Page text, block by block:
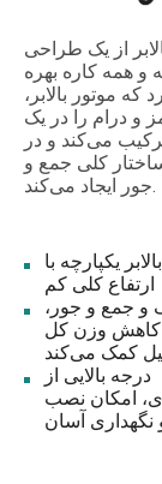
از یک طراحی
و همه کاره بهره
که موتور بالابر،
و درام را در یک
ترکیب می‌کند و در
کلی جمع و
جور ایجاد می‌کند.
یکپارچه با
ارتفاع کلی کم
جمع و جور،
کاهش وزن کل
کمک می‌کند
درجه بالایی از
امکان نصب
نگهداری آسان